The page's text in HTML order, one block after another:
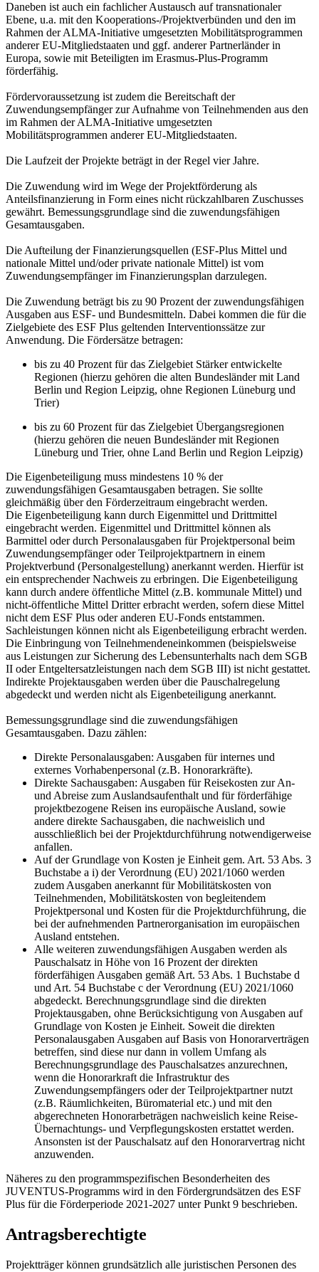
Daneben ist auch ein fachlicher Austausch auf transnationaler
Ebene, u.a. mit den Kooperations-/Projektverbünden und den im
Rahmen der ALMA-Initiative umgesetzten Mobilitätsprogrammen
anderer EU-Mitgliedstaaten und ggf. anderer Partnerländer in
Europa, sowie mit Beteiligten im Erasmus-Plus-Programm
förderfähig.
Fördervoraussetzung ist zudem die Bereitschaft der
Zuwendungsempfänger zur Aufnahme von Teilnehmenden aus den
im Rahmen der ALMA-Initiative umgesetzten
Mobilitätsprogrammen anderer EU-Mitgliedstaaten.
Die Laufzeit der Projekte beträgt in der Regel vier Jahre.
Die Zuwendung wird im Wege der Projektförderung als
Anteilsfinanzierung in Form eines nicht rückzahlbaren Zuschusses
gewährt. Bemessungsgrundlage sind die zuwendungsfähigen
Gesamtausgaben.
Die Aufteilung der Finanzierungsquellen (ESF-Plus Mittel und
nationale Mittel und/oder private nationale Mittel) ist vom
Zuwendungsempfänger im Finanzierungsplan darzulegen.
Die Zuwendung beträgt bis zu 90 Prozent der zuwendungsfähigen
Ausgaben aus ESF- und Bundesmitteln. Dabei kommen die für die
Zielgebiete des ESF Plus geltenden Interventionssätze zur
Anwendung. Die Fördersätze betragen:
bis zu 40 Prozent für das Zielgebiet Stärker entwickelte
Regionen (hierzu gehören die alten Bundesländer mit Land
Berlin und Region Leipzig, ohne Regionen Lüneburg und
Trier)
bis zu 60 Prozent für das Zielgebiet Übergangsregionen
(hierzu gehören die neuen Bundesländer mit Regionen
Lüneburg und Trier, ohne Land Berlin und Region Leipzig)
Die Eigenbeteiligung muss mindestens 10 % der
zuwendungsfähigen Gesamtausgaben betragen. Sie sollte
gleichmäßig über den Förderzeitraum eingebracht werden.
Die Eigenbeteiligung kann durch Eigenmittel und Drittmittel
eingebracht werden. Eigenmittel und Drittmittel können als
Barmittel oder durch Personalausgaben für Projektpersonal beim
Zuwendungsempfänger oder Teilprojektpartnern in einem
Projektverbund (Personalgestellung) anerkannt werden. Hierfür ist
ein entsprechender Nachweis zu erbringen. Die Eigenbeteiligung
kann durch andere öffentliche Mittel (z.B. kommunale Mittel) und
nicht-öffentliche Mittel Dritter erbracht werden, sofern diese Mittel
nicht dem ESF Plus oder anderen EU-Fonds entstammen.
Sachleistungen können nicht als Eigenbeteiligung erbracht werden.
Die Einbringung von Teilnehmendeneinkommen (beispielsweise
aus Leistungen zur Sicherung des Lebensunterhalts nach dem SGB
II oder Entgeltersatzleistungen nach dem SGB III) ist nicht gestattet.
Indirekte Projektausgaben werden über die Pauschalregelung
abgedeckt und werden nicht als Eigenbeteiligung anerkannt.
Bemessungsgrundlage sind die zuwendungsfähigen
Gesamtausgaben. Dazu zählen:
Direkte Personalausgaben: Ausgaben für internes und
externes Vorhabenpersonal (z.B. Honorarkräfte).
Direkte Sachausgaben: Ausgaben für Reisekosten zur An-
und Abreise zum Auslandsaufenthalt und für förderfähige
projektbezogene Reisen ins europäische Ausland, sowie
andere direkte Sachausgaben, die nachweislich und
ausschließlich bei der Projektdurchführung notwendigerweise
anfallen.
Auf der Grundlage von Kosten je Einheit gem. Art. 53 Abs. 3
Buchstabe a i) der Verordnung (EU) 2021/1060 werden
zudem Ausgaben anerkannt für Mobilitätskosten von
Teilnehmenden, Mobilitätskosten von begleitendem
Projektpersonal und Kosten für die Projektdurchführung, die
bei der aufnehmenden Partnerorganisation im europäischen
Ausland entstehen.
Alle weiteren zuwendungsfähigen Ausgaben werden als
Pauschalsatz in Höhe von 16 Prozent der direkten
förderfähigen Ausgaben gemäß Art. 53 Abs. 1 Buchstabe d
und Art. 54 Buchstabe c der Verordnung (EU) 2021/1060
abgedeckt. Berechnungsgrundlage sind die direkten
Projektausgaben, ohne Berücksichtigung von Ausgaben auf
Grundlage von Kosten je Einheit. Soweit die direkten
Personalausgaben Ausgaben auf Basis von Honorarverträgen
betreffen, sind diese nur dann in vollem Umfang als
Berechnungsgrundlage des Pauschalsatzes anzurechnen,
wenn die Honorarkraft die Infrastruktur des
Zuwendungsempfängers oder der Teilprojektpartner nutzt
(z.B. Räumlichkeiten, Büromaterial etc.) und mit den
abgerechneten Honorarbeträgen nachweislich keine Reise-
Übernachtungs- und Verpflegungskosten erstattet werden.
Ansonsten ist der Pauschalsatz auf den Honorarvertrag nicht
anzuwenden.
Näheres zu den programmspezifischen Besonderheiten des
JUVENTUS-Programms wird in den Fördergrundsätzen des ESF
Plus für die Förderperiode 2021-2027 unter Punkt 9 beschrieben.
Antragsberechtigte
Projektträger können grundsätzlich alle juristischen Personen des